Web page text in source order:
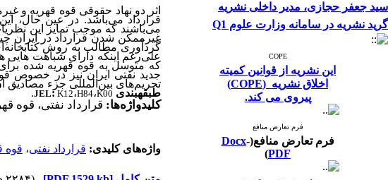
سید جعفر حجازی، مدیر داخلی نشریه
گرید نشریه در سامانه وزارت علوم Q1
COPE
این نشریه از قوانین کمیته
اخلاق نشریه (COPE)
پیروی می کند.
فرم تعارض منافع
فرم تعارض منافع( Docx-
PDF
)
اثر دو نهاد حقوقی قوه قهریه و
قرارداد می‌‌باشد. در عین حال،
می‌باشند که موجب تمایز این
غیرممکن شدن قرارداد در ایران
گردآوری مطالب به روش
علی‌‌رغم اینکه دارای شباهت هایی
که متوسل به قوه قهریه شده برای
جدید نفتی ایران نیز در خصوص
تحریم‌های بین‌المللی جزء مصادیق
طبقه­بندی JEL: K12،H84،K00
.
کلیدواژه‌ها: قرارداد نفتی، قوه
واژه‌های کلیدی: قرارداد نفتی، قوه